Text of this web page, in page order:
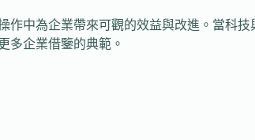
作中為企業帶來可觀的效益與改進。當科
多企業借鑒的典範。